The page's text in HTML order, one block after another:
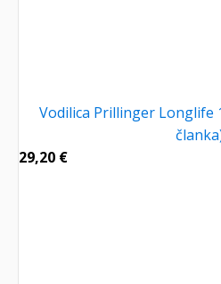
Vodilica Prillinger Longlife
29,20 €